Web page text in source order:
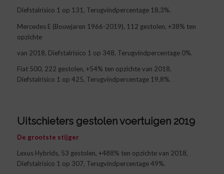
Diefstalrisico 1 op 131, Terugvindpercentage 18,3%.
Mercedes E (Bouwjaren 1966-2019), 112 gestolen, +38% ten
opzichte
van 2018, Diefstalrisico 1 op 348, Terugvindpercentage 0%.
Fiat 500, 222 gestolen, +54% ten opzichte van 2018,
Diefstalrisico 1 op 425, Terugvindpercentage 19,8%.
Uitschieters gestolen voertuigen 2019
De grootste stijger
Lexus Hybrids, 53 gestolen, +488% ten opzichte van 2018,
Diefstalrisico 1 op 307, Terugvindpercentage 49%.